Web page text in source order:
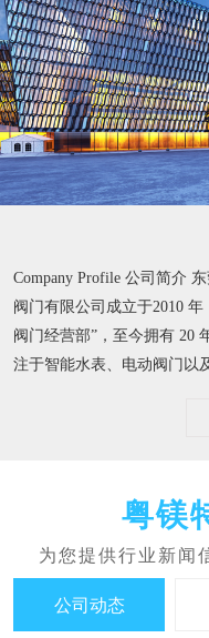
Company Profile 公司简介
阀门有限公司成立于2010
阀门经营部”，至今拥有 20
注于智能水表、电动阀门以
公司动态